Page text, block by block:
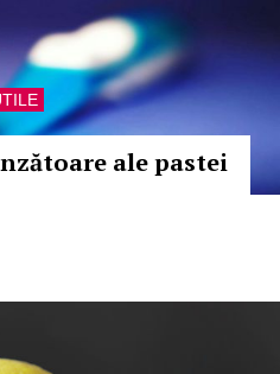
ale pastei